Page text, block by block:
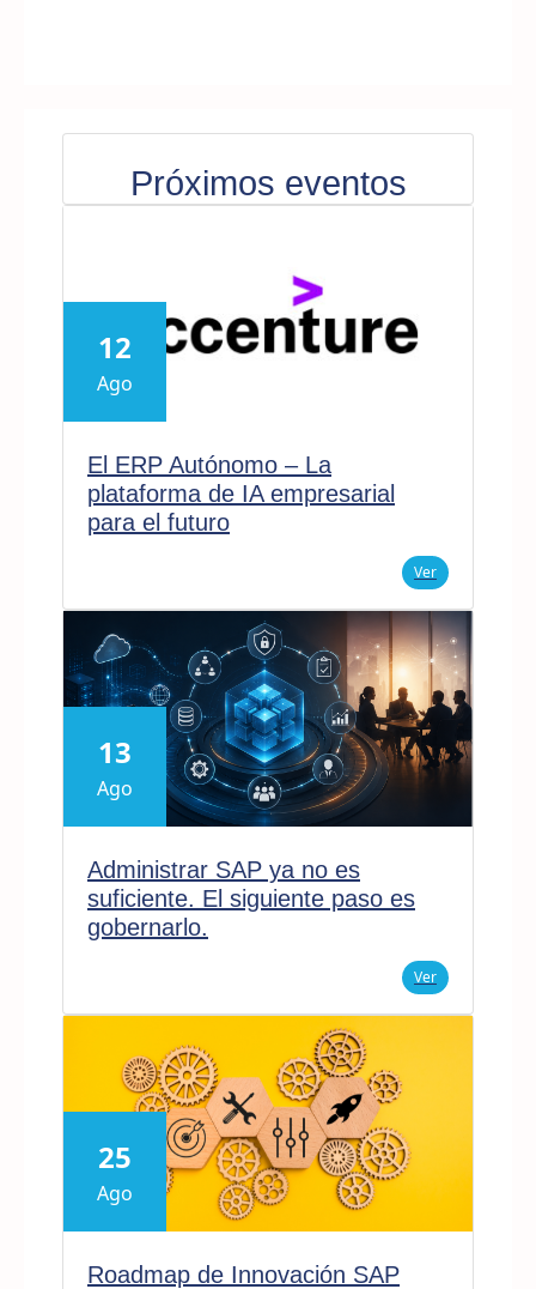
Próximos eventos
12
Ago
El ERP Autónomo – La
plataforma de IA empresarial
para el futuro
Ver
13
Ago
Administrar SAP ya no es
suficiente. El siguiente paso es
gobernarlo.
Ver
25
Ago
Roadmap de Innovación SAP